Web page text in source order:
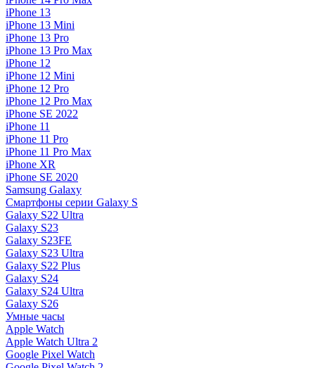
iPhone 13
iPhone 13 Mini
iPhone 13 Pro
iPhone 13 Pro Max
iPhone 12
iPhone 12 Mini
iPhone 12 Pro
iPhone 12 Pro Max
iPhone SE 2022
iPhone 11
iPhone 11 Pro
iPhone 11 Pro Max
iPhone XR
iPhone SE 2020
Samsung Galaxy
Смартфоны серии Galaxy S
Galaxy S22 Ultra
Galaxy S23
Galaxy S23FE
Galaxy S23 Ultra
Galaxy S22 Plus
Galaxy S24
Galaxy S24 Ultra
Galaxy S26
Умные часы
Apple Watch
Apple Watch Ultra 2
Google Pixel Watch